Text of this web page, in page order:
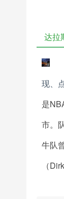
达拉
现、
是
市。
牛队
（